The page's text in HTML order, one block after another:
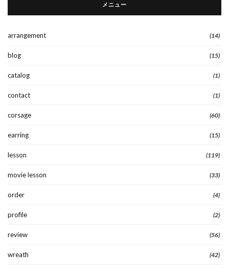
メニュー
arrangement (14)
blog (15)
catalog (1)
contact (1)
corsage (60)
earring (15)
lesson (119)
movie lesson (33)
order (4)
profile (2)
review (56)
wreath (42)